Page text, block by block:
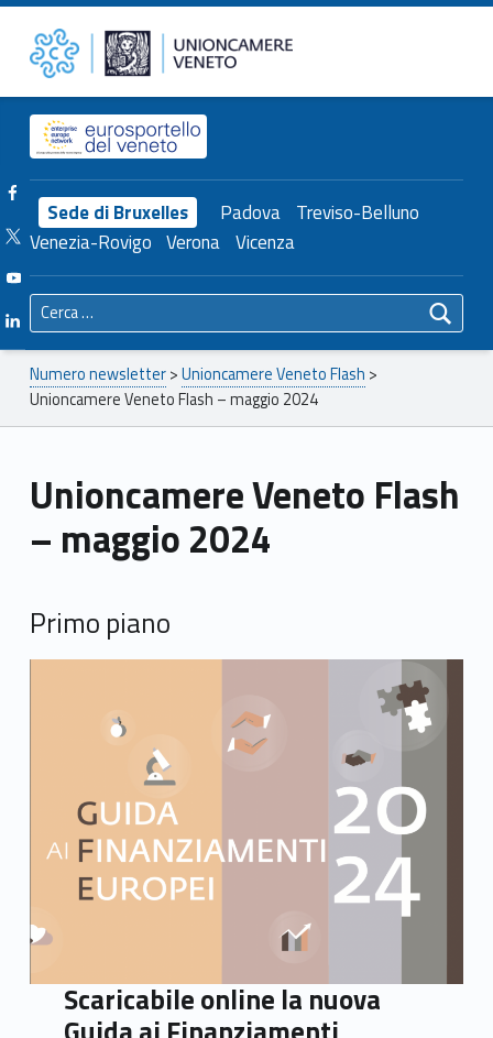
Unioncamere Veneto Flash – maggio 2024 – Unioncamere del Veneto Unioncamere del Veneto
Header info sidebar
Sede di Bruxelles Padova Treviso-Belluno
Venezia-Rovigo Verona Vicenza
Facebook Unioncamere Veneto
Twitter Unioncamere Veneto
Youtube Unioncamere Veneto
Linkedin Unioncamere Veneto
Ricerca per:
Breadcrumbs navigation
Numero newsletter>Unioncamere Veneto Flash >
Unioncamere Veneto Flash – maggio 2024
Unioncamere Veneto Flash
– maggio 2024
Primo piano
Scaricabile online la nuova